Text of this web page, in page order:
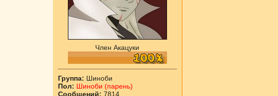
Член Акацуки
Группа: Шиноби
Пол: Шиноби (парень)
Сообщений: 7814